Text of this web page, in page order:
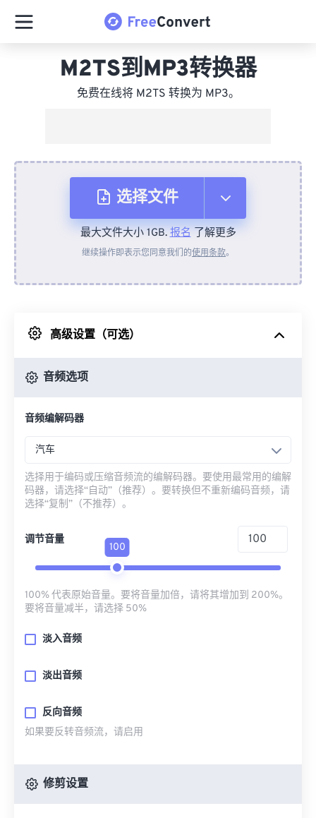
M2TS到MP3转换器
免费在线将 M2TS 转换为 MP3。
选择文件
从设备
来自 Google Drive
最大文件大小 1GB.报名了解更多
继续操作即表示您同意我们的使用条款。
高级设置（可选）
音频选项
音频编解码器
汽车
选择用于编码或压缩音频流的编解码器。要使用最常用的编解
码器，请选择“自动”（推荐）。要转换但不重新编码音频，请
选择“复制”（不推荐）。
调节音量
100
100% 代表原始音量。要将音量加倍，请将其增加到 200%。
要将音量减半，请选择 50%
淡入音频
淡出音频
反向音频
如果要反转音频流，请启用
修剪设置